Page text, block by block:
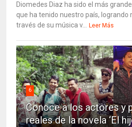
Diomedes Diaz ha sido el más
que ha tenido nuestro país, logrando
través de su música v... Leer Más
6
Conoce a los actores y
reales de la novela ‘El